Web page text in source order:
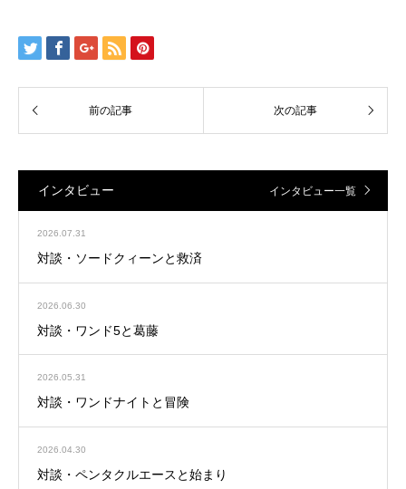
インタビュー インタビュー一覧
2026.07.31
対談・ソードクィーンと救済
2026.06.30
対談・ワンド5と葛藤
2026.05.31
対談・ワンドナイトと冒険
2026.04.30
対談・ペンタクルエースと始まり